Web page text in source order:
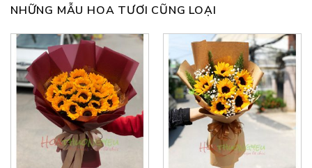
NHỮNG MẪU HOA TƯƠI CŨNG LOẠI